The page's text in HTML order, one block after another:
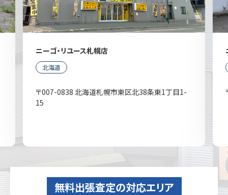
ニーゴ・リユース札幌店
北海道
〒007-0838 北海道札幌市東区北38条東1丁目1-
15
無料出張査定の対応エリア